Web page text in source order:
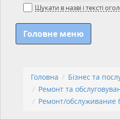
Шукати в назві і тексті
Головне меню
Головна
Бізнес та
Ремонт та
Ремонт/обслуживание